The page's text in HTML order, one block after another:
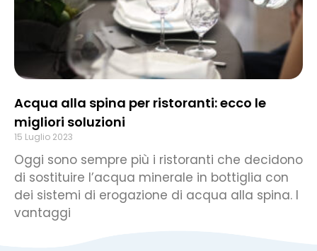
Acqua alla spina per ristoranti: ecco le
migliori soluzioni
15 Luglio 2023
Oggi sono sempre più i ristoranti che decidono
di sostituire l’acqua minerale in bottiglia con
dei sistemi di erogazione di acqua alla spina. I
vantaggi